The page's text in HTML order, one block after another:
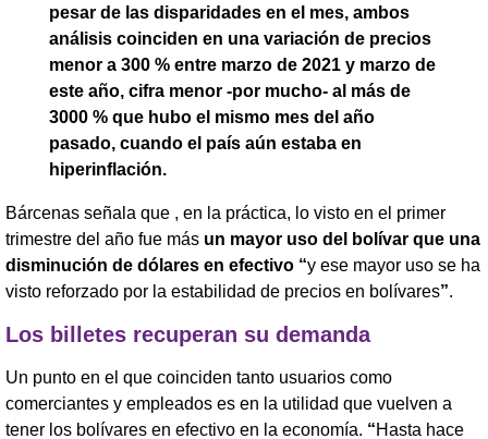
pesar de las disparidades en el mes, ambos
análisis coinciden en una variación de precios
menor a 300 % entre marzo de 2021 y marzo de
este año, cifra menor -por mucho- al más de
3000 % que hubo el mismo mes del año
pasado, cuando el país aún estaba en
hiperinflación.
Bárcenas señala que , en la práctica, lo visto en el primer
trimestre del año fue más un mayor uso del bolívar que una
disminución de dólares en efectivo “y ese mayor uso se ha
visto reforzado por la estabilidad de precios en bolívares”.
Los billetes recuperan su demanda
Un punto en el que coinciden tanto usuarios como
comerciantes y empleados es en la utilidad que vuelven a
tener los bolívares en efectivo en la economía. “Hasta hace